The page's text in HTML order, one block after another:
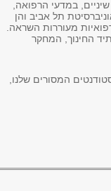
במדעי הרפואה,
תל אביב והן
מעוררות השראה.
החינוך, המחקר
המסורים שלנו,